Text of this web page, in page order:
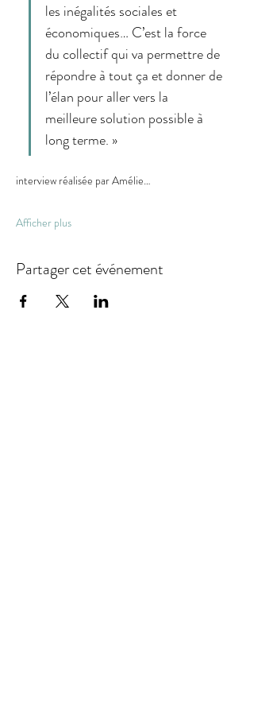
les inégalités sociales et
économiques… C’est la force
du collectif qui va permettre de
répondre à tout ça et donner de
l’élan pour aller vers la
meilleure solution possible à
long terme. »
interview réalisée par Amélie…
Afficher plus
Partager cet événement